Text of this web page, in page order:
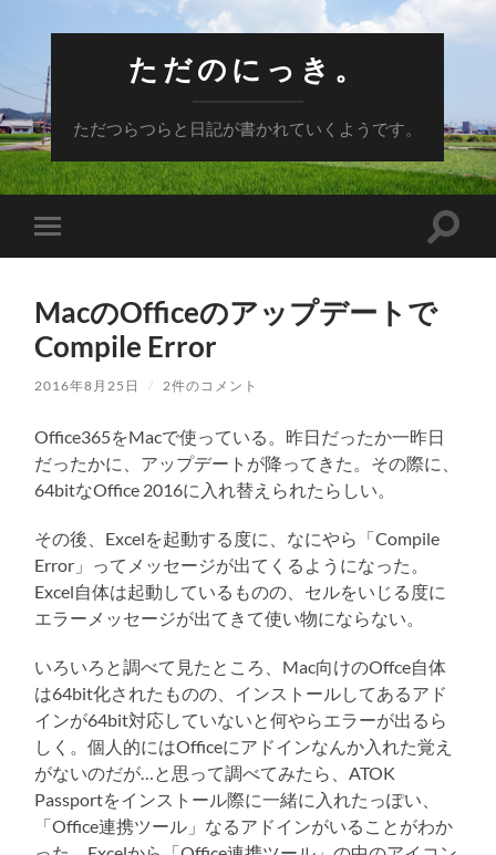
ただのにっき。
ただつらつらと日記が書かれていくようです。
モ
バ
メ
ュ
を
替
え
る
検
え
る
MacのOfficeのアップデートで
Compile Error
2016年8月25日 / 2件のコメント
Office365をMacで使っている。昨日だったか一昨日
だったかに、アップデートが降ってきた。その際に、
64bitなOffice 2016に入れ替えられたらしい。
その後、Excelを起動する度に、なにやら「Compile
Error」ってメッセージが出てくるようになった。
Excel自体は起動しているものの、セルをいじる度に
エラーメッセージが出てきて使い物にならない。
いろいろと調べて見たところ、Mac向けのOffce自体
は64bit化されたものの、インストールしてあるアド
インが64bit対応していないと何やらエラーが出るら
しく。個人的にはOfficeにアドインなんか入れた覚え
がないのだが…と思って調べてみたら、ATOK
Passportをインストール際に一緒に入れたっぽい、
「Office連携ツール」なるアドインがいることがわか